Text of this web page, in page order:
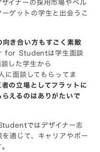
ゲットの学生と出会うこ
き合い方もすごく素敵
for Studentは学生面談
した学生から
面談してもらってま
の立場としてフラットに
えるのはありがたいで
ではデザイナー志
通じて、キャリアやポー